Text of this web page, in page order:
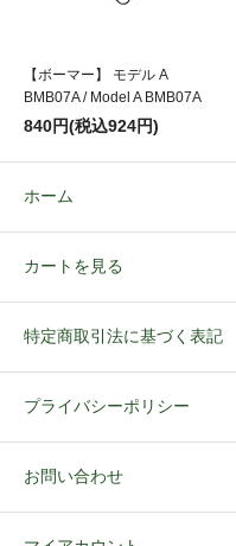
【ボーマー】 モデル A
BMB07A / Model A BMB07A
840円(税込924円)
ホーム
カートを見る
特定商取引法に基づく表記
プライバシーポリシー
お問い合わせ